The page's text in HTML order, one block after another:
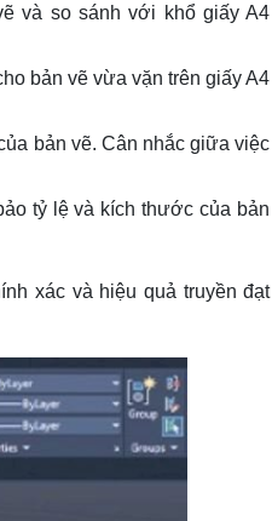
và so sánh với khổ giấy A4
bản vẽ vừa vặn trên giấy A4
bản vẽ. Cân nhắc giữa việc
tỷ lệ và kích thước của bản
xác và hiệu quả truyền đạt